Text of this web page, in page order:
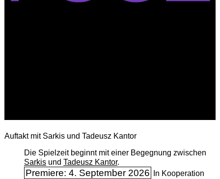
Auftakt mit Sarkis und Tadeusz Kantor
Die Spielzeit beginnt mit einer Begegnung zwischen
Sarkisund Tadeusz Kantor.
Premiere: 4. September 2026
In Kooperation